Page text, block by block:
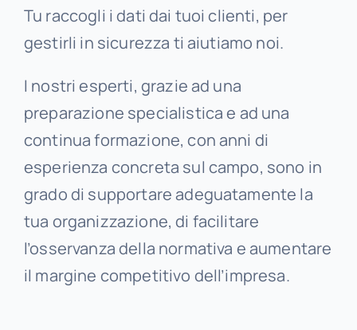
Tu raccogli i dati dai tuoi clienti, per
gestirli in sicurezza ti aiutiamo noi.
I nostri esperti, grazie ad una
preparazione specialistica e ad una
continua formazione, con anni di
esperienza concreta sul campo, sono in
grado di supportare adeguatamente la
tua organizzazione, di facilitare
l’osservanza della normativa e aumentare
il margine competitivo dell’impresa.